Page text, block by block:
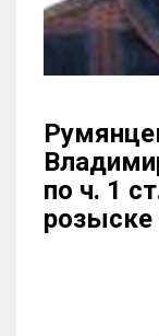
по ч. 1
розыске